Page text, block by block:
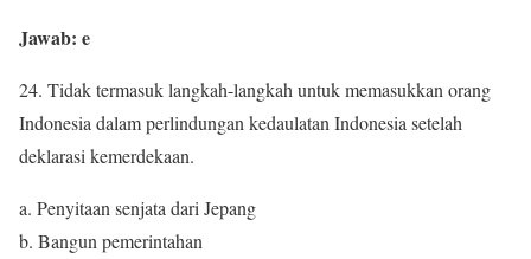
Jawab: e
24. Tidak termasuk langkah-langkah untuk memasukkan orang
Indonesia dalam perlindungan kedaulatan Indonesia setelah
deklarasi kemerdekaan.
a. Penyitaan senjata dari Jepang
b. Bangun pemerintahan